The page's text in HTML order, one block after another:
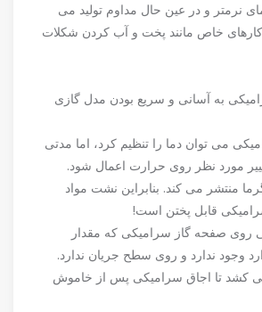
نرمتر و در عین حال مداوم تولید می
خاص مانند پخت و آب کردن شکلات
به آسانی و سریع بودن مدل گازی
می توان دما را تنظیم کرد، اما مدتی
مورد نظر روی حرارت اعمال شود.
منتشر می کند. بنابراین نشت مواد
قابل پختن است!
روی صفحه گاز سرامیکی که مقدار
وجود ندارد و روی سطح جریان ندارد.
کشد تا اجاق سرامیکی پس از خاموش